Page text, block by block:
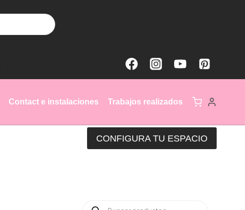
Contact e instalaciones Trabajos realizados
CONFIGURA TU ESPACIO